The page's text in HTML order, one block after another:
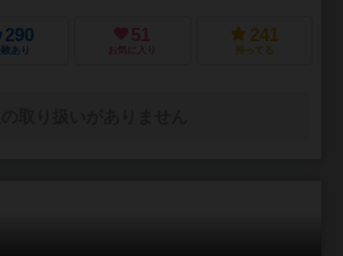
290
あり
51
お気に入り
241
持ってる